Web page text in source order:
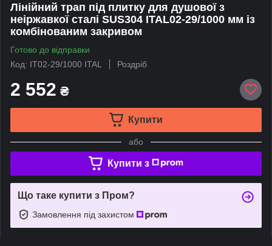
Лінійний трап під плитку для душової з
неіржавкої сталі SUS304 ITAL02-29/1000 мм із
комбінованим закривом
Готово до відправки
Код: IT02-29/1000 ITAL
Роздріб
2 552 ₴
Купити
або
Купити з
Що таке купити з Пром?
Замовлення під захистом